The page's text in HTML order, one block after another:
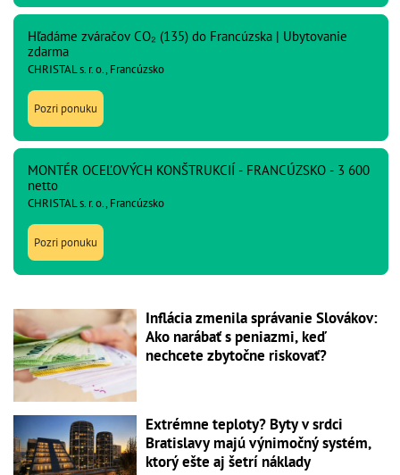
Hľadáme zváračov CO₂ (135) do Francúzska | Ubytovanie
zdarma
CHRISTAL s. r. o., Francúzsko
Pozri ponuku
MONTÉR OCEĽOVÝCH KONŠTRUKCIÍ - FRANCÚZSKO - 3 600
netto
CHRISTAL s. r. o., Francúzsko
Pozri ponuku
Inflácia zmenila správanie Slovákov:
Ako narábať s peniazmi, keď
nechcete zbytočne riskovať?
Extrémne teploty? Byty v srdci
Bratislavy majú výnimočný systém,
ktorý ešte aj šetrí náklady